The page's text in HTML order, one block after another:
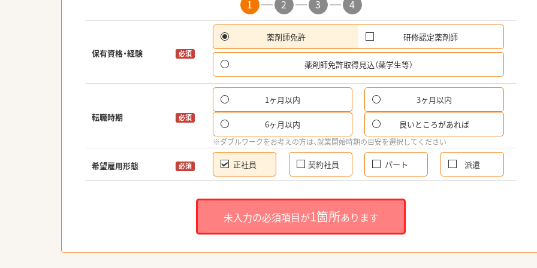
1 2 3 4
保有資格・経験 必須
薬剤師免許 研修認定薬剤師
薬剤師免許取得見込（薬学生等）
転職時期 必須
1ヶ月以内 3ヶ月以内
6ヶ月以内 良いところがあれば
※ダブルワークをお考えの方は、就業開始時期の目安を選択してください
希望雇用形態 必須 正社員 契約社員 パート 派遣
未入力の必須項目が1箇所あります